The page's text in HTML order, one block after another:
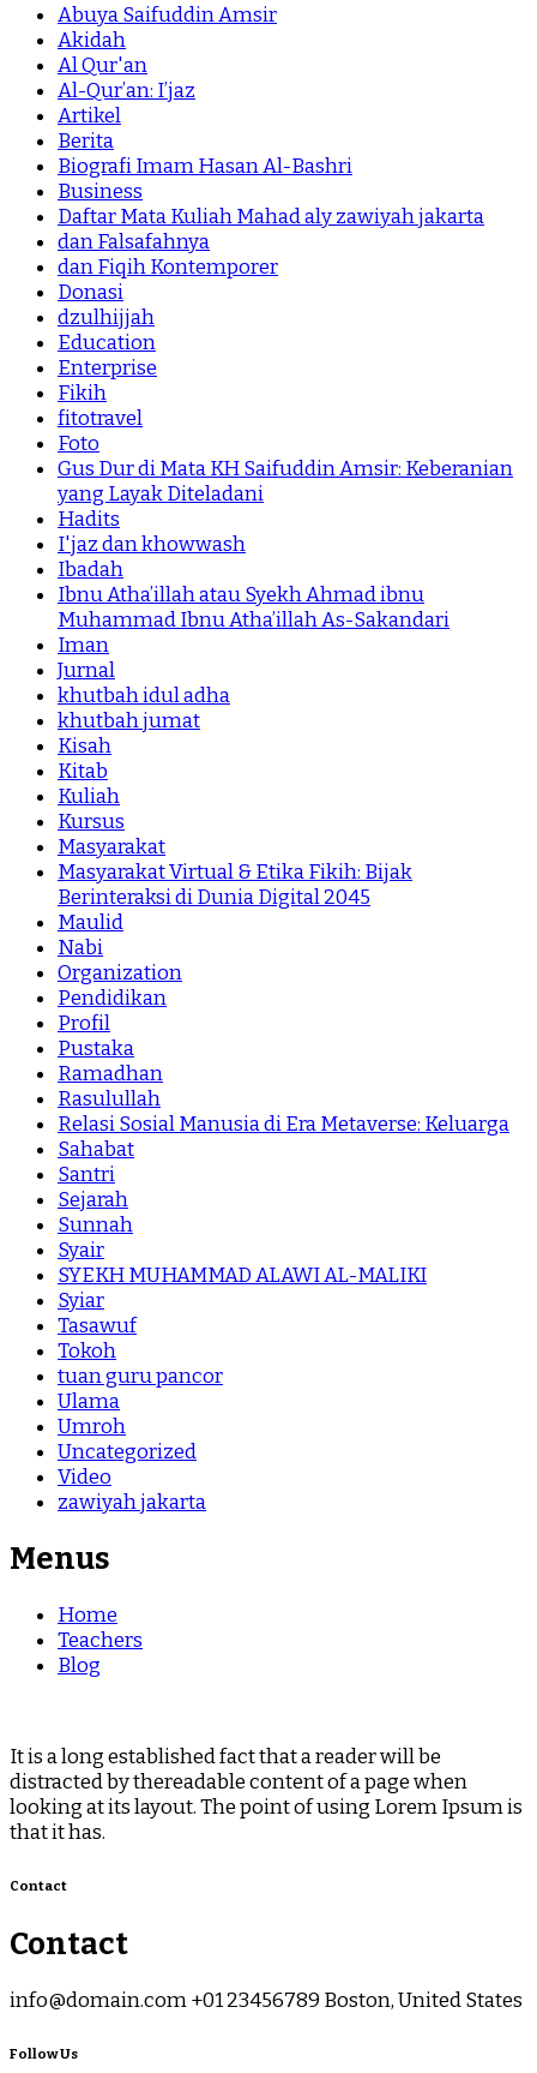
Abuya Saifuddin Amsir
Akidah
Al Qur'an
Al-Qur’an: I’jaz
Artikel
Berita
Biografi Imam Hasan Al-Bashri
Business
Daftar Mata Kuliah Mahad aly zawiyah jakarta
dan Falsafahnya
dan Fiqih Kontemporer
Donasi
dzulhijjah
Education
Enterprise
Fikih
fitotravel
Foto
Gus Dur di Mata KH Saifuddin Amsir: Keberanian
yang Layak Diteladani
Hadits
I'jaz dan khowwash
Ibadah
Ibnu Atha’illah atau Syekh Ahmad ibnu
Muhammad Ibnu Atha’illah As-Sakandari
Iman
Jurnal
khutbah idul adha
khutbah jumat
Kisah
Kitab
Kuliah
Kursus
Masyarakat
Masyarakat Virtual & Etika Fikih: Bijak
Berinteraksi di Dunia Digital 2045
Maulid
Nabi
Organization
Pendidikan
Profil
Pustaka
Ramadhan
Rasulullah
Relasi Sosial Manusia di Era Metaverse: Keluarga
Sahabat
Santri
Sejarah
Sunnah
Syair
SYEKH MUHAMMAD ALAWI AL-MALIKI
Syiar
Tasawuf
Tokoh
tuan guru pancor
Ulama
Umroh
Uncategorized
Video
zawiyah jakarta
Menus
Home
Teachers
Blog
It is a long established fact that a reader will be
distracted by thereadable content of a page when
looking at its layout. The point of using Lorem Ipsum is
that it has.
Contact
Contact
info@domain.com +01 23456789 Boston, United States
Follow Us